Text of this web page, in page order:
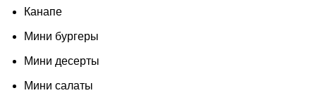
Канапе
Мини бургеры
Мини десерты
Мини салаты